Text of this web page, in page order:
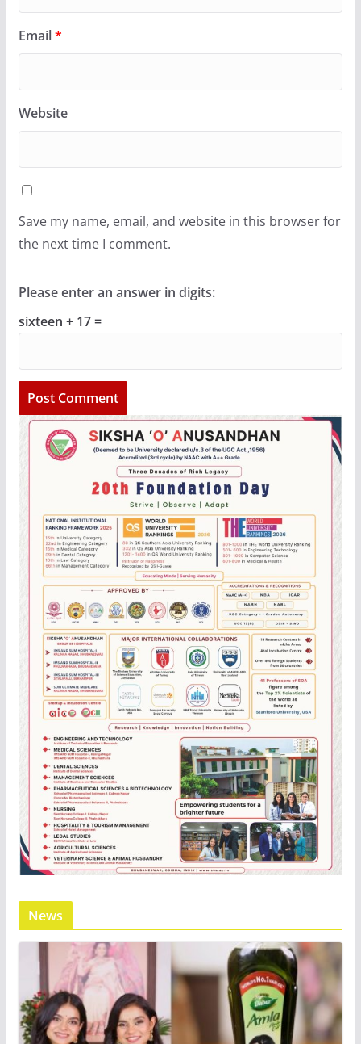
Email*
Website
Save my name, email, and website in this browser for
the next time I comment.
Please enter an answer in digits:
sixteen + 17 =
News